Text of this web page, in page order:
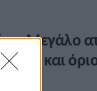
Μεγάλο
και